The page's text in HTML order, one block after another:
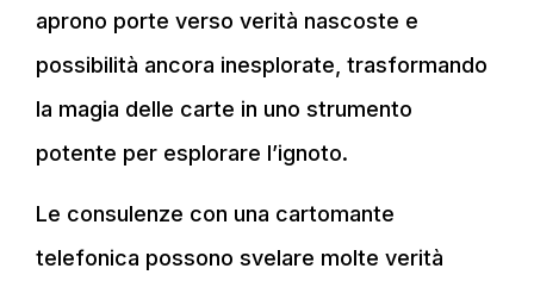
aprono porte verso verità nascoste e
possibilità ancora inesplorate, trasformando
la magia delle carte in uno strumento
potente per esplorare l’ignoto.
Le consulenze con una cartomante
telefonica possono svelare molte verità